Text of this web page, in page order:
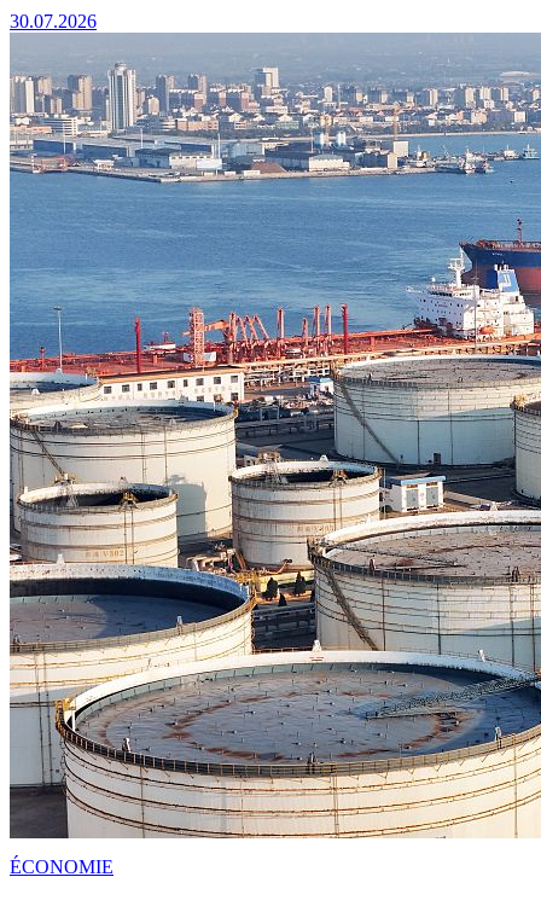
30.07.2026
ÉCONOMIE